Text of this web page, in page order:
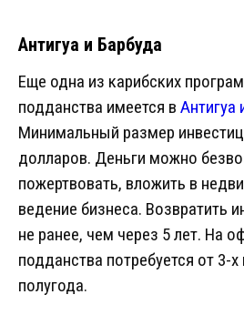
Антигуа и Барбуда
Еще одна из карибских
подданства имеется в Антигуа
Минимальный размер
долларов. Деньги можно
пожертвовать, вложить в
ведение бизнеса. Возвратить
не ранее, чем через 5 лет. На
подданства потребуется от 3-
полугода.